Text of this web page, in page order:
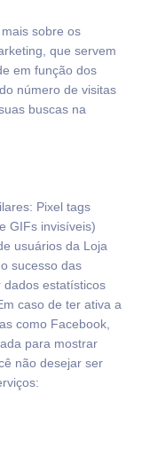
sobre os
que servem
em função dos
número de visitas
buscas na
Pixel tags
GIFs invisíveis)
usuários da Loja
sucesso das
dados estatísticos
caso de ter ativa a
como Facebook,
para mostrar
não desejar ser